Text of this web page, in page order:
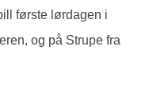
første lørdagen i
og på Strupe fra